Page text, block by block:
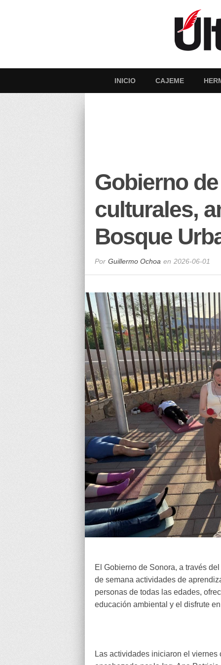
INICIO CAJEME
Gobierno
culturales,
Bosque
Por Guillermo Ochoa en 2026-06-01
El Gobierno de Sonora, a través
de semana actividades de
personas de todas las edades,
educación ambiental y el disfrute
Las actividades iniciaron el viernes